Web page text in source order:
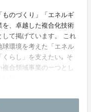
のづくり」「エネルギ
、卓越した複合化技術
て掲げています。 これ
球環境を考えた「エネル
らし」を支えたい｡ そ
合領域事業の一つとし